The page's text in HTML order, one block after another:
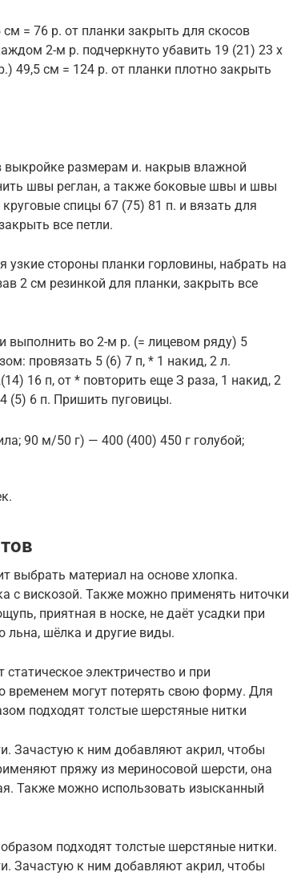
= 76 р. от планки закрыть для скосов
2-м р. подчеркнуто убавить 19 (21) 23 х
49,5 см = 124 р. от планки плотно закрыть
выкройке размерам и. накрыв влажной
швы реглан, а также боковые швы и швы
спицы 67 (75) 81 п. и вязать для
все петли.
стороны планки горловины, набрать на
2 см резинкой для планки, закрыть все
выполнить во 2-м р. (= лицевом ряду) 5
провязать 5 (6) 7 п, * 1 накид, 2 л.
16 п, от * повторить еще З раза, 1 накид, 2
(5) 6 п. Пришить пуговицы.
90 м/50 г) — 400 (400) 450 г голубой;
выбрать материал на основе хлопка.
с вискозой. Также можно применять ниточки
приятная в носке, не даёт усадки при
льна, шёлка и другие виды.
электричество и при
временем могут потерять свою форму. Для
подходят толстые шерстяные нитки
Зачастую к ним добавляют акрил, чтобы
пряжу из мериносовой шерсти, она
Также можно использовать изысканный
подходят толстые шерстяные нитки.
Зачастую к ним добавляют акрил, чтобы